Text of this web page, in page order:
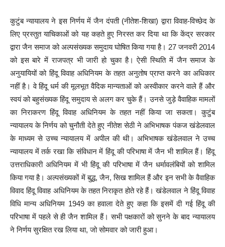
कुटुंब न्यायालय ने इस निर्णय में जैन दंपती (नीतेश-शिखा) द्वारा विवाह-विच्छेद के
लिए प्रस्तुत याचिकाओं को यह कहते हुए निरस्त कर दिया था कि केंद्र सरकार
द्वारा जैन समाज को अल्पसंख्यक समुदाय घोषित किया गया है। 27 जनवरी 2014
को इस बारे में राजपत्र भी जारी हो चुका है। ऐसी स्थिति में जैन समाज के
अनुयायियों को हिंदू विवाह अधिनियम के तहत अनुतोष प्राप्त करने का अधिकार
नहीं है। वे हिंदू धर्म की मूलभूत वैदिक मान्यताओं को अस्वीकार करने वाले हैं और
स्वयं को बहुसंख्यक हिंदू समुदाय से अलग कर चुके हैं। उनसे जुड़े वैवाहिक मामलों
का निराकरण हिंदू विवाह अधिनियम के तहत नहीं किया जा सकता। कुटुंब
न्यायालय के निर्णय को चुनौती देते हुए नीतेश सेठी ने अभिभाषक पंकज खंडेलवाल
के माध्यम से उच्च न्यायालय में अपील की थी। अभिभाषक खंडेलवाल ने उच्च
न्यायालय में तर्क रखा कि संविधान में हिंदू की परिभाषा में जैन भी शामिल हैं। हिंदू
उत्तराधिकारी अधिनियम में भी हिंदू की परिभाषा में जैन धर्मावलंबियों को शामिल
किया गया है। अल्पसंख्यकों में बुद्ध, जैन, सिख शामिल हैं और इन सभी के वैवाहिक
विवाद हिंदू विवाह अधिनियम के तहत निराकृत होते रहे हैं। खंडेलवाल ने हिंदू विवाह
विधि मान्य अधिनियम 1949 का हवाला देते हुए कहा कि इसमें दी गई हिंदू की
परिभाषा में पहले से ही जैन शामिल हैं। सभी पक्षकारों को सुनने के बाद न्यायालय
ने निर्णय सुरक्षित रख लिया था, जो सोमवार को जारी हुआ।